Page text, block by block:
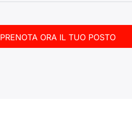
PRENOTA ORA IL TUO POSTO